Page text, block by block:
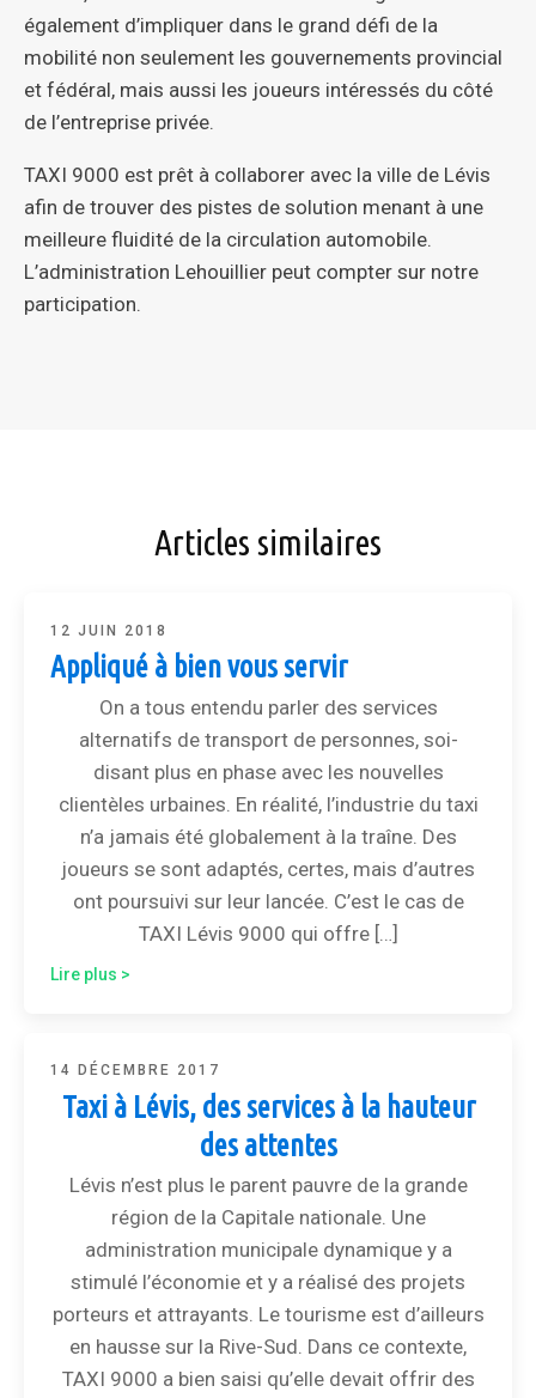
également d’impliquer dans le grand défi de la
mobilité non seulement les gouvernements provincial
et fédéral, mais aussi les joueurs intéressés du côté
de l’entreprise privée.
TAXI 9000 est prêt à collaborer avec la ville de Lévis
afin de trouver des pistes de solution menant à une
meilleure fluidité de la circulation automobile.
L’administration Lehouillier peut compter sur notre
participation.
Articles similaires
12 JUIN 2018
Appliqué à bien vous servir
On a tous entendu parler des services
alternatifs de transport de personnes, soi-
disant plus en phase avec les nouvelles
clientèles urbaines. En réalité, l’industrie du taxi
n’a jamais été globalement à la traîne. Des
joueurs se sont adaptés, certes, mais d’autres
ont poursuivi sur leur lancée. C’est le cas de
TAXI Lévis 9000 qui offre […]
Lire plus >
14 DÉCEMBRE 2017
Taxi à Lévis, des services à la hauteur
des attentes
Lévis n’est plus le parent pauvre de la grande
région de la Capitale nationale. Une
administration municipale dynamique y a
stimulé l’économie et y a réalisé des projets
porteurs et attrayants. Le tourisme est d’ailleurs
en hausse sur la Rive-Sud. Dans ce contexte,
TAXI 9000 a bien saisi qu’elle devait offrir des